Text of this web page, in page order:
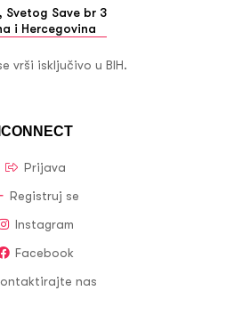
ICONNECT
Prijava
Registruj se
Instagram
Facebook
nas
Svetog Save br 3
i Hercegovina
vrši isključivo u BIH.